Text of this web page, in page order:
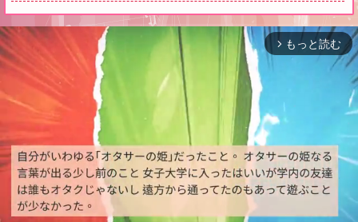
arrow_forward_ios もっと読む